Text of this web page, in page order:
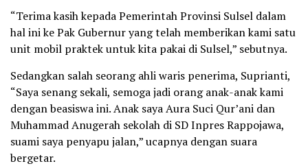
“Terima kasih kepada Pemerintah Provinsi Sulsel dalam
hal ini ke Pak Gubernur yang telah memberikan kami satu
unit mobil praktek untuk kita pakai di Sulsel,” sebutnya.
Sedangkan salah seorang ahli waris penerima, Suprianti,
“Saya senang sekali, semoga jadi orang anak-anak kami
dengan beasiswa ini. Anak saya Aura Suci Qur’ani dan
Muhammad Anugerah sekolah di SD Inpres Rappojawa,
suami saya penyapu jalan,” ucapnya dengan suara
bergetar.